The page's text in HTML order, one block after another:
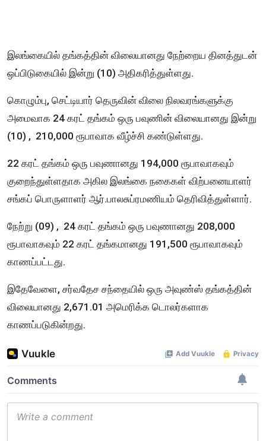
இலங்கையில் தங்கத்தின் விலையானது நேற்றைய தினத்துடன்
ஒப்பிடுகையில் இன்று (10) அதிகரித்துள்ளது.
கொழும்பு, செட்டியார் தெருவின் விலை நிலவரங்களுக்கு
அமைவாக 24 கரட் தங்கம் ஒரு பவுணின் விலையானது இன்று
(10) , 210,000 ரூபாவாக வீழ்ச்சி கண்டுள்ளது.
22 கரட் தங்கம் ஒரு பவுணானது 194,000 ரூபாவாகவும்
குறைந்துள்ளதாக அகில இலங்கை நகைகள் விற்பனையாளர்
சங்கப் பொருளாளர் ஆர்.பாலசுப்ரமணியம் தெரிவித்துள்ளார்.
நேற்று (09) , 24 கரட் தங்கம் ஒரு பவுணானது 208,000
ரூபாவாகவும் 22 கரட் தங்கமானது 191,500 ரூபாவாகவும்
காணப்பட்டது.
இதேவ‍ேளை, சர்வதேச சந்தையில் ஒரு அவுண்ஸ் தங்கத்தின்
விலையானது 2,671.01 அமெரிக்க டொலர்களாக
காணப்படுகின்றது.